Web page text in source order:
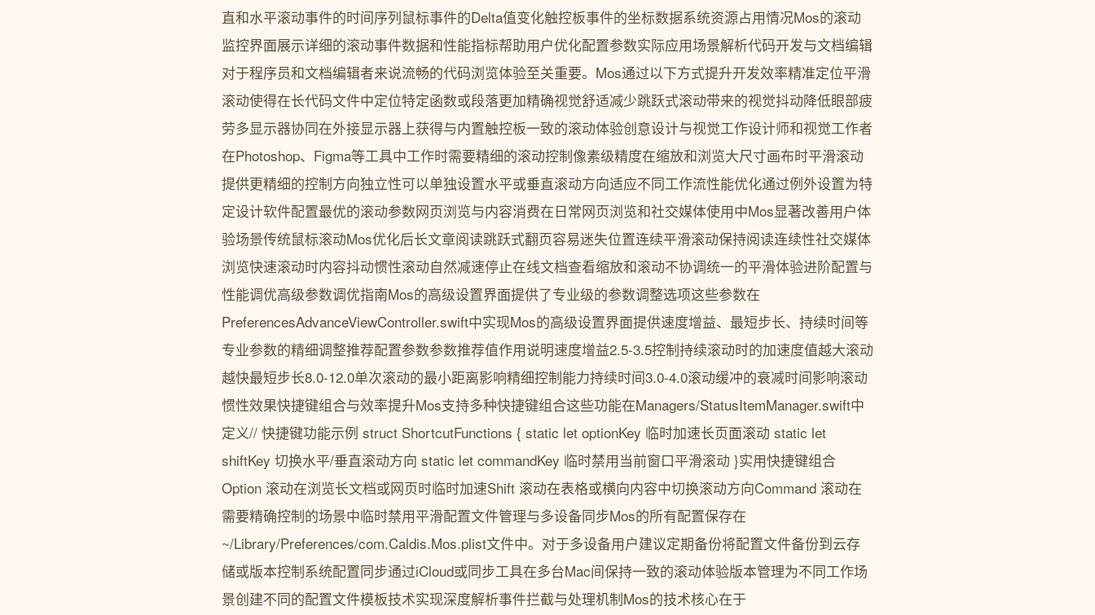
直和水平滚动事件的时间序列鼠标事件的Delta值变化触控板事件的坐标数据系统资源占用情况Mos的滚动
监控界面展示详细的滚动事件数据和性能指标帮助用户优化配置参数实际应用场景解析代码开发与文档编辑
对于程序员和文档编辑者来说流畅的代码浏览体验至关重要。Mos通过以下方式提升开发效率精准定位平滑
滚动使得在长代码文件中定位特定函数或段落更加精确视觉舒适减少跳跃式滚动带来的视觉抖动降低眼部疲
劳多显示器协同在外接显示器上获得与内置触控板一致的滚动体验创意设计与视觉工作设计师和视觉工作者
在Photoshop、Figma等工具中工作时需要精细的滚动控制像素级精度在缩放和浏览大尺寸画布时平滑滚动
提供更精细的控制方向独立性可以单独设置水平或垂直滚动方向适应不同工作流性能优化通过例外设置为特
定设计软件配置最优的滚动参数网页浏览与内容消费在日常网页浏览和社交媒体使用中Mos显著改善用户体
验场景传统鼠标滚动Mos优化后长文章阅读跳跃式翻页容易迷失位置连续平滑滚动保持阅读连续性社交媒体
浏览快速滚动时内容抖动惯性滚动自然减速停止在线文档查看缩放和滚动不协调统一的平滑体验进阶配置与
性能调优高级参数调优指南Mos的高级设置界面提供了专业级的参数调整选项这些参数在
PreferencesAdvanceViewController.swift中实现Mos的高级设置界面提供速度增益、最短步长、持续时间等
专业参数的精细调整推荐配置参数参数推荐值作用说明速度增益2.5-3.5控制持续滚动时的加速度值越大滚动
越快最短步长8.0-12.0单次滚动的最小距离影响精细控制能力持续时间3.0-4.0滚动缓冲的衰减时间影响滚动
惯性效果快捷键组合与效率提升Mos支持多种快捷键组合这些功能在Managers/StatusItemManager.swift中
定义// 快捷键功能示例 struct ShortcutFunctions { static let optionKey 临时加速长页面滚动 static let
shiftKey 切换水平/垂直滚动方向 static let commandKey 临时禁用当前窗口平滑滚动 }实用快捷键组合
Option 滚动在浏览长文档或网页时临时加速Shift 滚动在表格或横向内容中切换滚动方向Command 滚动在
需要精确控制的场景中临时禁用平滑配置文件管理与多设备同步Mos的所有配置保存在
~/Library/Preferences/com.Caldis.Mos.plist文件中。对于多设备用户建议定期备份将配置文件备份到云存
储或版本控制系统配置同步通过iCloud或同步工具在多台Mac间保持一致的滚动体验版本管理为不同工作场
景创建不同的配置文件模板技术实现深度解析事件拦截与处理机制Mos的技术核心在于